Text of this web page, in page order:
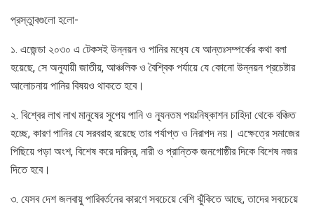
প্রস্তুাবগুলো হলো-
১. এজেন্ডা ২০৩০ এ টেকসই উন্নয়ন ও পানির মধ‌্যে যে আন্তঃসম্পর্কের কথা বলা
হয়েছে, সে অনুযায়ী জাতীয়, আঞ্চলিক ও বৈশ্বিক পর্যায়ে যে কোনো উন্নয়ন প্রচেষ্টার
আলোচনায় পানির বিষয়ও থাকতে হবে।
২. বিশ্বের লাখ লাখ মানুষের সুপেয় পানি ও ন‌্যূনতম পয়ঃনিষ্কাশন চাহিদা থেকে বঞ্চিত
হচ্ছে, কারণ পানির যে সরবরাহ রয়েছে তার পর্যাপ্ত ও নিরাপদ নয়। এক্ষেত্রে সমাজের
পিছিয়ে পড়া অংশ, বিশেষ করে দরিদ্র, নারী ও প্রান্তিক জনগোষ্ঠীর দিকে বিশেষ নজর
দিতে হবে।
৩. যেসব দেশ জলবায়ু পারিবর্তনের কারণে সবচেয়ে বেশি ঝুঁকিতে আছে, তাদের সবচেয়ে